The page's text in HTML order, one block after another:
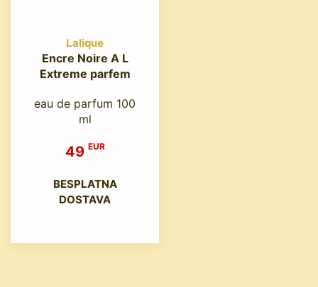
Lalique
Encre Noire A L
Extreme parfem
eau de parfum 100
ml
49 EUR
BESPLATNA
DOSTAVA